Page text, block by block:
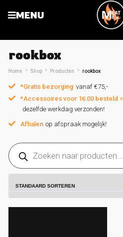
MENU
rookbox
Home Shop Producten rookbox
*Gratis bezorging vanaf €75,-
*Accessoires voor 16:00 besteld =
dezelfde werkdag verzonden!
Afhalen op afspraak mogelijk!